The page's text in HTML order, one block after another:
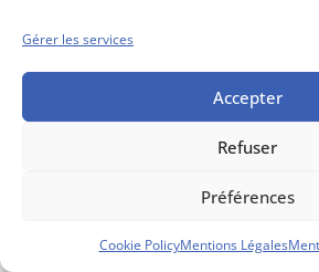
Gérer les services
Accepter
Refuser
Préférences
Cookie PolicyMentions Légales